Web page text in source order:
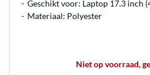
Geschikt voor: Laptop 17.3 inch
Materiaal: Polyester
Niet op voorraad,